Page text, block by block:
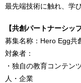
最先端技術に触れ、学
【共創パートナーシッ
募集名称：Hero Egg共
対象者：
・独自の教育コンテン
人・企業